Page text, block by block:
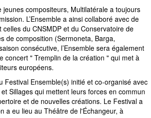
jeunes compositeurs, Multilatérale a toujours
L’Ensemble a ainsi collaboré avec de
du CNSMDP et du Conservatoire de
de composition (Sermoneta, Barga,
consécutive, l’Ensemble sera également
concert " Tremplin de la création " qui met à
européens.
Festival Ensemble(s) initié et co-organisé avec
Sillages qui mettent leurs forces en commun
et de nouvelles créations. Le Festival a
a eu lieu au Théâtre de l'Échangeur, à